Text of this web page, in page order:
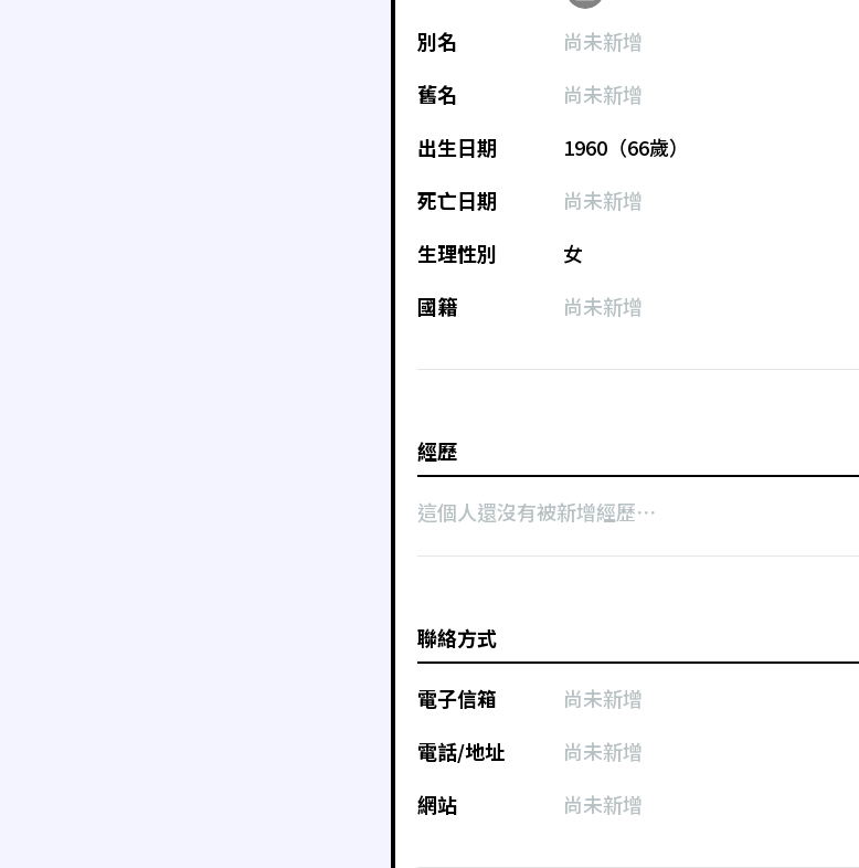
別名
尚未新增
舊名
尚未新增
出生日期
1960（66歲）
死亡日期
尚未新增
生理性別
女
國籍
尚未新增
經歷
這個人還沒有被新增經歷⋯
聯絡方式
電子信箱
尚未新增
電話/地址
尚未新增
網站
尚未新增